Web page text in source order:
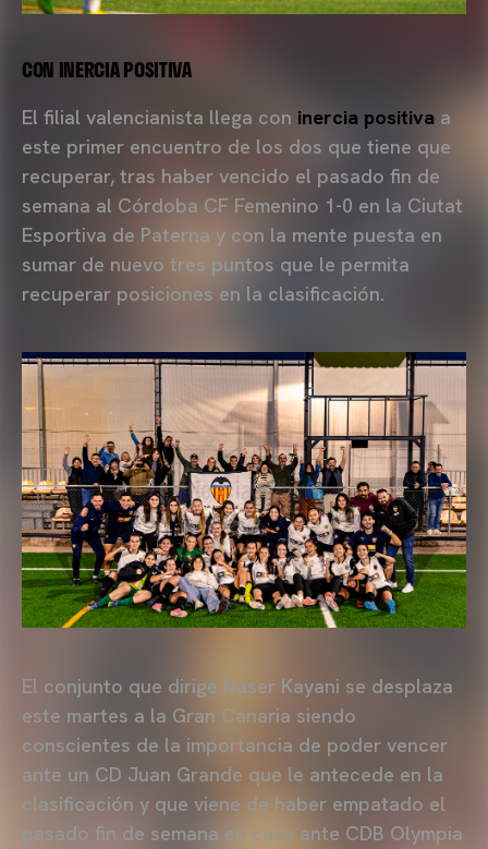
CON INERCIA POSITIVA
El filial valencianista llega con inercia positiva a
este primer encuentro de los dos que tiene que
recuperar, tras haber vencido el pasado fin de
semana al Córdoba CF Femenino 1-0 en la Ciutat
Esportiva de Paterna y con la mente puesta en
sumar de nuevo tres puntos que le permita
recuperar posiciones en la clasificación.
El conjunto que dirige Naser Kayani se desplaza
este martes a la Gran Canaria siendo
conscientes de la importancia de poder vencer
ante un CD Juan Grande que le antecede en la
clasificación y que viene de haber empatado el
pasado fin de semana en casa ante CDB Olympia